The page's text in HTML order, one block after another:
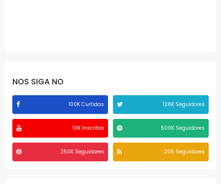
NOS SIGA NO
100K Curtidas 128K Seguidores
10K Inscritos 500K Seguidores
250K Seguidores 205 Seguidores